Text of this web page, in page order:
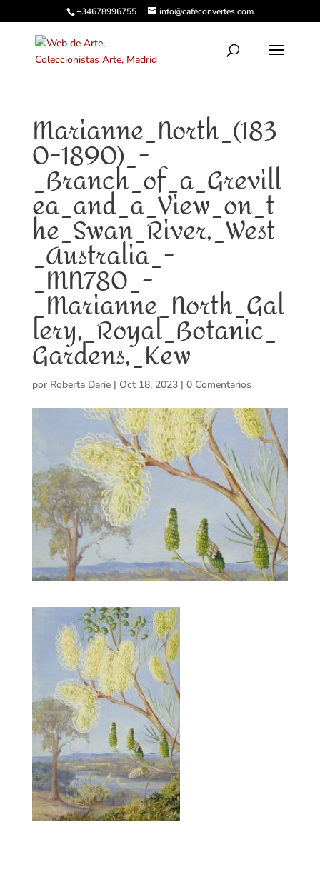
+34678996755 info@cafeconvertes.com
Marianne_North_(183
0-1890)_-
_Branch_of_a_Grevill
ea_and_a_View_on_t
he_Swan_River,_West
_Australia_-
_MN780_-
_Marianne_North_Gal
lery,_Royal_Botanic_
Gardens,_Kew
por Roberta Darie| Oct 18, 2023| 0 Comentarios